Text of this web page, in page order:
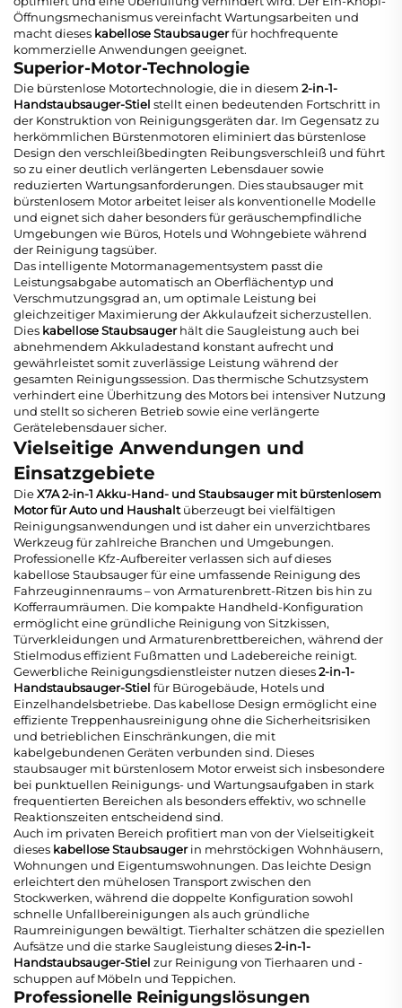
Öffnungsmechanismus vereinfacht Wartungsarbeiten und
macht dieses kabellose Staubsaugerfür hochfrequente
kommerzielle Anwendungen geeignet.
Superior-Motor-Technologie
Die bürstenlose Motortechnologie, die in diesem 2-in-1-
Handstaubsauger-Stiel stellt einen bedeutenden Fortschritt in
der Konstruktion von Reinigungsgeräten dar. Im Gegensatz zu
herkömmlichen Bürstenmotoren eliminiert das bürstenlose
Design den verschleißbedingten Reibungsverschleiß und führt
so zu einer deutlich verlängerten Lebensdauer sowie
reduzierten Wartungsanforderungen. Diesstaubsauger mit
bürstenlosem Motorarbeitet leiser als konventionelle Modelle
und eignet sich daher besonders für geräuschempfindliche
Umgebungen wie Büros, Hotels und Wohngebiete während
der Reinigung tagsüber.
Das intelligente Motormanagementsystem passt die
Leistungsabgabe automatisch an Oberflächentyp und
Verschmutzungsgrad an, um optimale Leistung bei
gleichzeitiger Maximierung der Akkulaufzeit sicherzustellen.
Dies kabellose Staubsaugerhält die Saugleistung auch bei
abnehmendem Akkuladestand konstant aufrecht und
gewährleistet somit zuverlässige Leistung während der
gesamten Reinigungssession. Das thermische Schutzsystem
verhindert eine Überhitzung des Motors bei intensiver Nutzung
und stellt so sicheren Betrieb sowie eine verlängerte
Gerätelebensdauer sicher.
Vielseitige Anwendungen und
Einsatzgebiete
DieX7A 2-in-1 Akku-Hand- und Staubsauger mit bürstenlosem
Motor für Auto und Haushalt überzeugt bei vielfältigen
Reinigungsanwendungen und ist daher ein unverzichtbares
Werkzeug für zahlreiche Branchen und Umgebungen.
Professionelle Kfz-Aufbereiter verlassen sich auf dieses
kabellose Staubsaugerfür eine umfassende Reinigung des
Fahrzeuginnenraums – von Armaturenbrett-Ritzen bis hin zu
Kofferraumräumen. Die kompakte Handheld-Konfiguration
ermöglicht eine gründliche Reinigung von Sitzkissen,
Türverkleidungen und Armaturenbrettbereichen, während der
Stielmodus effizient Fußmatten und Ladebereiche reinigt.
Gewerbliche Reinigungsdienstleister nutzen dieses2-in-1-
Handstaubsauger-Stiel für Bürogebäude, Hotels und
Einzelhandelsbetriebe. Das kabellose Design ermöglicht eine
effiziente Treppenhausreinigung ohne die Sicherheitsrisiken
und betrieblichen Einschränkungen, die mit
kabelgebundenen Geräten verbunden sind. Dieses
staubsauger mit bürstenlosem Motorerweist sich insbesondere
bei punktuellen Reinigungs- und Wartungsaufgaben in stark
frequentierten Bereichen als besonders effektiv, wo schnelle
Reaktionszeiten entscheidend sind.
Auch im privaten Bereich profitiert man von der Vielseitigkeit
dieses kabellose Staubsaugerin mehrstöckigen Wohnhäusern,
Wohnungen und Eigentumswohnungen. Das leichte Design
erleichtert den mühelosen Transport zwischen den
Stockwerken, während die doppelte Konfiguration sowohl
schnelle Unfallbereinigungen als auch gründliche
Raumreinigungen bewältigt. Tierhalter schätzen die speziellen
Aufsätze und die starke Saugleistung dieses2-in-1-
Handstaubsauger-Stiel zur Reinigung von Tierhaaren und -
schuppen auf Möbeln und Teppichen.
Professionelle Reinigungslösungen